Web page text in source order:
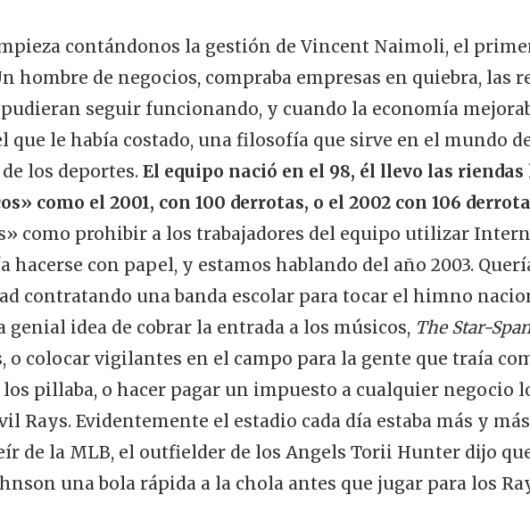
contándonos la gestión de Vincent Naimoli, el
hombre de negocios, compraba empresas en quiebra, las
seguir funcionando, y cuando la economía
que le había costado, una filosofía que sirve en el mundo
los deportes. El equipo nació en el 98, él llevo las
como el 2001, con 100 derrotas, o el 2002 con 106
como prohibir a los trabajadores del equipo utilizar
hacerse con papel, y estamos hablando del año 2003.
contratando una banda escolar para tocar el himno
genial idea de cobrar la entrada a los músicos, The Star-
o colocar vigilantes en el campo para la gente que traía
los pillaba, o hacer pagar un impuesto a cualquier negocio
Rays. Evidentemente el estadio cada día estaba más y
de la MLB, el outfielder de los Angels Torii Hunter dijo
una bola rápida a la chola antes que jugar para los